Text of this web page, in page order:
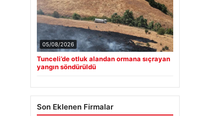
05/08/2026
Tunceli’de otluk alandan ormana sıçrayan
yangın söndürüldü
Son Eklenen Firmalar